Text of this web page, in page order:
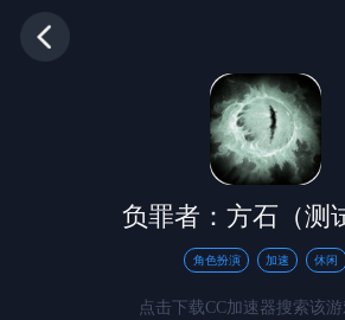
负罪者：方石（测
角色扮演 加速 休闲
点击下载CC加速器搜索该